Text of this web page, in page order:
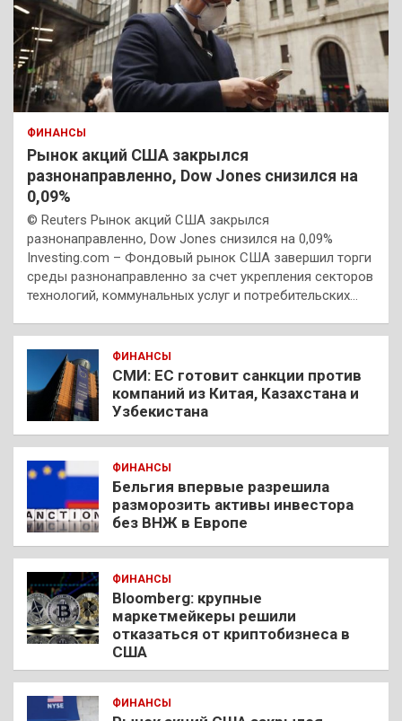
ФИНАНСЫ
Рынок акций США закрылся
разнонаправленно, Dow Jones снизился на
0,09%
© Reuters Рынок акций США закрылся
разнонаправленно, Dow Jones снизился на 0,09%
Investing.com – Фондовый рынок США завершил торги
среды разнонаправленно за счет укрепления секторов
технологий, коммунальных услуг и потребительских…
ФИНАНСЫ
СМИ: ЕС готовит санкции против
компаний из Китая, Казахстана и
Узбекистана
ФИНАНСЫ
Бельгия впервые разрешила
разморозить активы инвестора
без ВНЖ в Европе
ФИНАНСЫ
Bloomberg: крупные
маркетмейкеры решили
отказаться от криптобизнеса в
США
ФИНАНСЫ